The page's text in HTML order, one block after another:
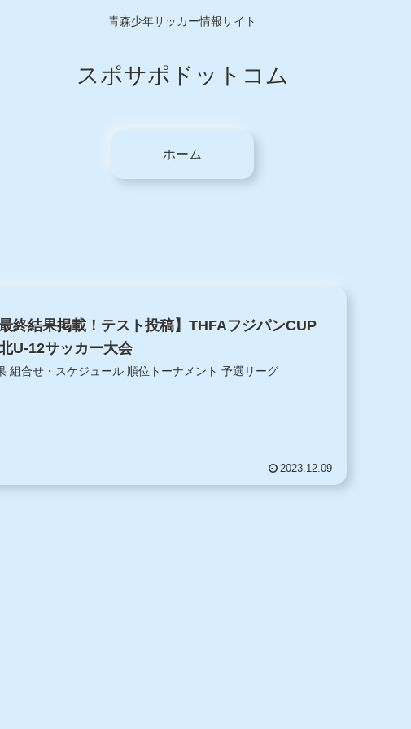
青森少年サッカー情報サイト
スポサポドットコム
ホーム
終結果掲載！テスト投稿】THFAフジパンCUP
U-12サッカー大会
組合せ・スケジュール 順位トーナメント 予選リーグ
2023.12.09